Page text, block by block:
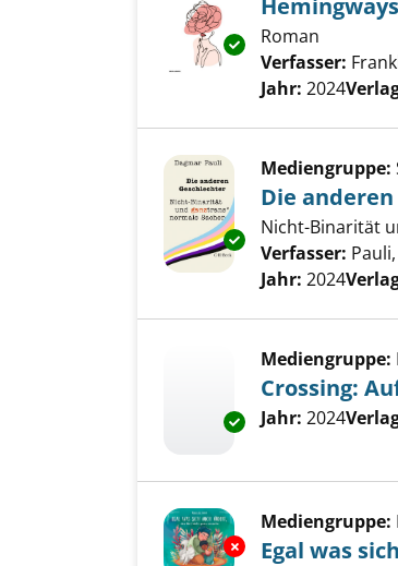
Exemplar-Details
Roman
Verfasser:
Jahr: 2024
Exemplar-Details
Mediengruppe:
Die
Nicht-Binarität
Verfasser:
Jahr: 2024
Exemplar-Details
Mediengruppe:
Crossing:
Suche nach
Jahr: 2024
Exemplar-Details
Mediengruppe:
Egal was